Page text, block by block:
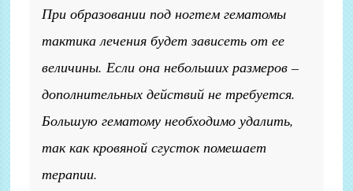
При образовании под ногтем гематомы
тактика лечения будет зависеть от ее
величины. Если она небольших размеров –
дополнительных действий не требуется.
Большую гематому необходимо удалить,
так как кровяной сгусток помешает
терапии.